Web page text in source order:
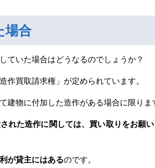
場合
ていた場合はどうなるのでしょうか？
作買取請求権」が定められています。
建物に付加した造作がある場合に限りま
れた造作に関しては、買い取りをお願
が貸主にはあるのです。